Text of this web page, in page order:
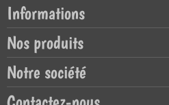
Informations
Nos produits
Notre société